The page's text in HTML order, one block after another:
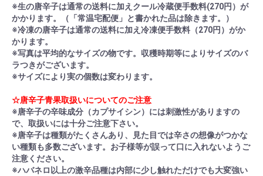
※生の唐辛子は通常の送料に加えクール冷蔵便手数料(270円）が
かかります。（「常温宅配便」と書かれた品は除きます。）
※冷凍の唐辛子は通常の送料に加え冷凍便手数料（270円）がか
かります。
※写真は平均的なサイズの物です。収穫時期等によりサイズのバ
ラつきがございます。
※サイズにより実の個数は変わります。
☆唐辛子青果取扱いについてのご注意
※唐辛子の辛味成分（カプサイシン）には刺激性がありますの
で、取扱いには十分ご注意下さい。
※唐辛子は種類がたくさんあり、見た目では辛さの想像がつかな
い種類も多数ございます。お子様等が誤って口に入れないようご
注意ください。
※ハバネロ以上の激辛品種は内部に少し触れただけでも大変強い